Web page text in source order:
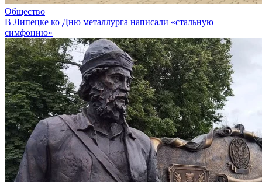
Общество
В Липецке ко Дню металлурга написали «стальную
симфонию»